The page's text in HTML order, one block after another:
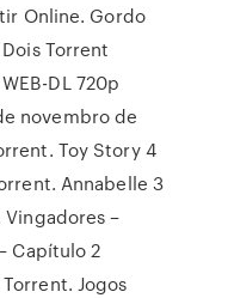
Online. Gordo
Torrent
DL 720p
novembro de
Toy Story 4
Annabelle 3
Vingadores –
Capítulo 2
Jogos